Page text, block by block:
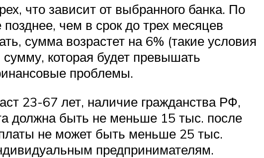
что зависит от выбранного банка. По
чем в срок до трех месяцев
сумма возрастет на 6% (такие условия
которая будет превышать
проблемы.
23-67 лет, наличие гражданства РФ,
должна быть не меньше 15 тыс. после
не может быть меньше 25 тыс.
предпринимателям.